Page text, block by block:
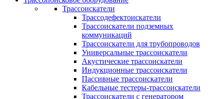
Трассоискатели
Трассодефектоискатели
Трассоискатели подземных
коммуникаций
Трассоискатели для трубопроводов
Универсальные трассоискатели
Акустические трассоискатели
Индукционные трассоискатели
Пассивные трассоискатели
Кабельные тестеры-трассоискатели
Трассоискатели с генератором